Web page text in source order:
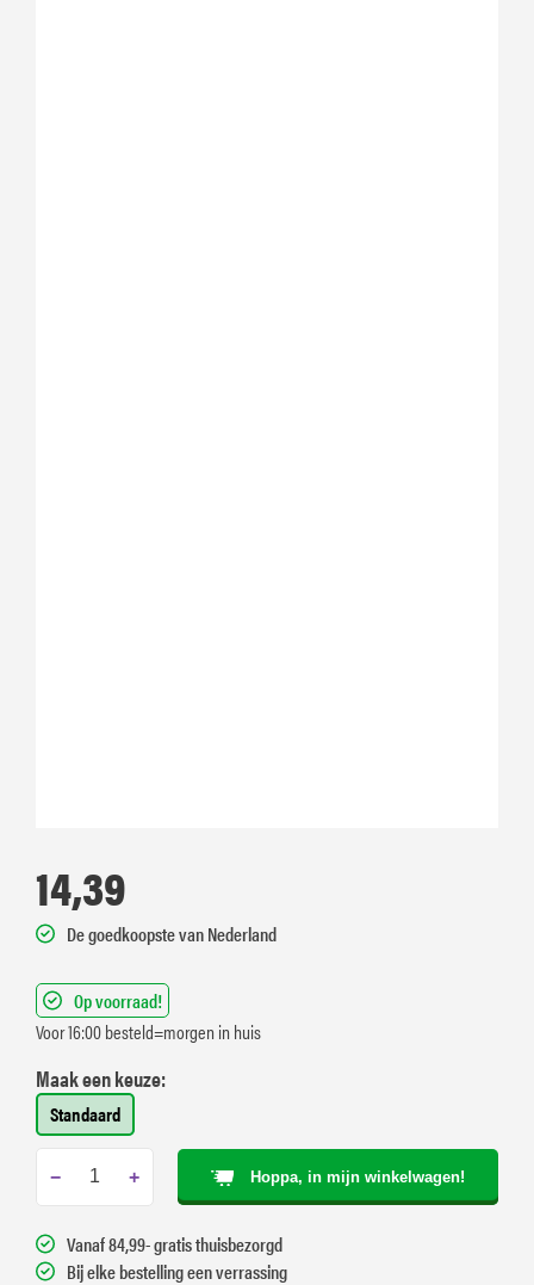
14,39
De goedkoopste van Nederland
Op voorraad!
Voor 16:00 besteld=morgen in huis
Maak een keuze:
Standaard
− + Hoppa, in mijn winkelwagen!
Vanaf 84,99- gratis thuisbezorgd
Bij elke bestelling een verrassing